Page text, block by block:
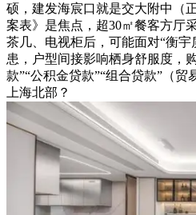
硕，建发海宸口就是交大附中（
案表》是焦点，超30㎡餐客方厅
茶几、电视柜后，可能面对“衡宇
患，户型间接影响栖身舒服度，
款”“公积金贷款”“组合贷款”（
上海北部？